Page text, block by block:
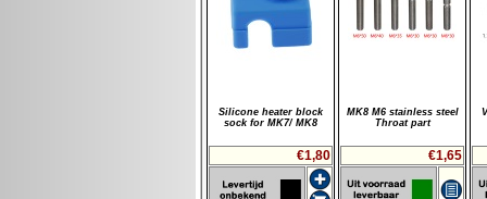
Silicone heater block
sock for MK7/ MK8
€1,80
MK8 M6 stainless steel
Throat part
€1,65